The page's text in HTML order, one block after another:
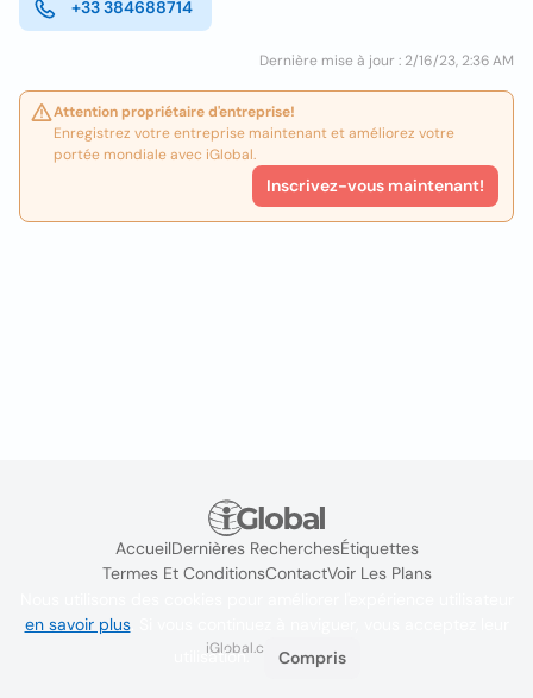
+33 384688714
Dernière mise à jour : 2/16/23, 2:36 AM
Attention propriétaire d'entreprise!
Enregistrez votre entreprise maintenant et améliorez votre
portée mondiale avec iGlobal.
Inscrivez-vous maintenant!
AccueilDernières RecherchesÉtiquettes
Termes Et ConditionsContactVoir Les Plans
iGlobal.co @ 2024
en savoir plus. Si vous continuez à naviguer, vous acceptez leur
utilisation.
Compris